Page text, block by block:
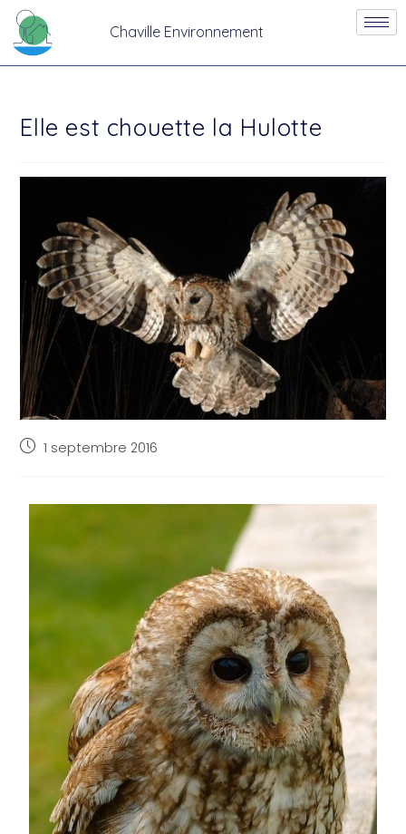
Chaville Environnement
Elle est chouette la Hulotte
1 septembre 2016